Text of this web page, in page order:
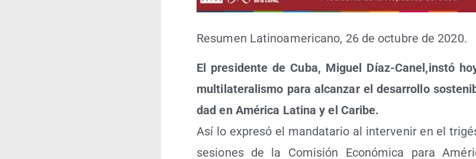
Resu­men Lati­no­ame­ri­cano, 26 de octu­bre de 2020.
El pre­si­den­te de Cuba, Miguel Díaz-Canel,instó
mul­ti­la­te­ra­lis­mo para alcan­zar el desa­rro­llo
dad en Amé­ri­ca Lati­na y el Cari­be.
Así lo expre­só el man­da­ta­rio al inter­ve­nir en el
sesio­nes de la Comi­sión Eco­nó­mi­ca para